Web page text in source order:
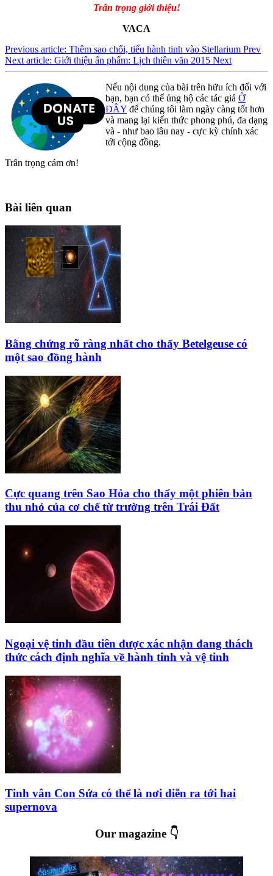
Trân trọng giới thiệu!
VACA
Previous article: Thêm sao chổi, tiểu hành tinh vào Stellarium Prev
Next article: Giới thiệu ấn phẩm: Lịch thiên văn 2015 Next
Nếu nội dung của bài trên hữu ích đối với
bạn, bạn có thể ủng hộ các tác giả Ở
ĐÂY để chúng tôi làm ngày càng tốt hơn
và mang lại kiến thức phong phú, đa dạng
và - như bao lâu nay - cực kỳ chính xác
tới cộng đồng.
Trân trọng cám ơn!
Bài liên quan
Bằng chứng rõ ràng nhất cho thấy Betelgeuse có
một sao đồng hành
Cực quang trên Sao Hỏa cho thấy một phiên bản
thu nhỏ của cơ chế từ trường trên Trái Đất
Ngoại vệ tinh đầu tiên được xác nhận đang thách
thức cách định nghĩa về hành tinh và vệ tinh
Tinh vân Con Sứa có thể là nơi diễn ra tới hai
supernova
Our magazine 👇